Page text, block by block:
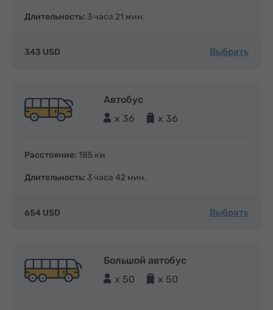
Длительность: 3 часа 21 мин.
343 USD Выбрать
Автобус
x 36
x 36
Расстояние: 185 км
Длительность: 3 часа 42 мин.
654 USD Выбрать
Большой автобус
x 50
x 50